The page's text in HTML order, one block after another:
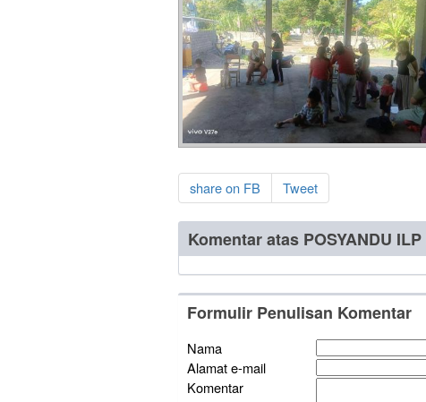
share on FB Tweet
Komentar atas POSYANDU
Formulir Penulisan Komentar
Nama
Alamat e-mail
Komentar